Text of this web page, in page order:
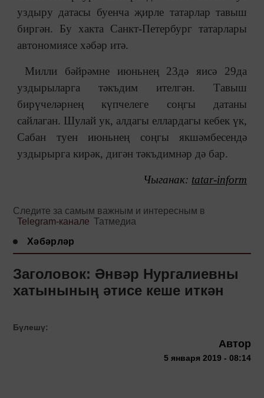
уздыру датасы буенча җирле татарлар тавыш
биргән. Бу хакта Санкт-Петербург татарлары
автономиясе хәбәр итә.
Милли бәйрәмне июньнең 23дә яисә 29да
уздырыларга тәкъдим ителгән. Тавыш
бирүчеләрнең күпчелеге соңгы датаны
сайлаган. Шулай ук, алдагы еллардагы кебек үк,
Сабан туен июньнең соңгы якшәмбесендә
уздырырга кирәк, дигән тәкъдимнәр дә бар.
Чыганак: tatar-inform
Следите за самым важным и интересным в
Telegram-канале Татмедиа
Хәбәрләр
Заголовок: Әнвәр Нургалиевны
хатынының әтисе кеше иткән
Бүлешү:
Автор
5 января 2019 - 08:14